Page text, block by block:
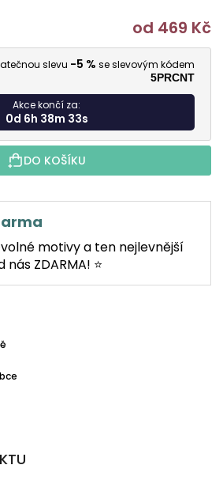
od 469 Kč
slevu -5 % se slevovým kódem
5PRCNT
Akce končí za:
0d 6h 38m 33s
DO KOŠÍKU
motivy a ten nejlevnější
ZDARMA! ⭐